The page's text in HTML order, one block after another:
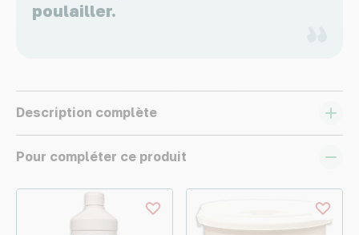
poulailler.
Description complète
Pour compléter ce produit